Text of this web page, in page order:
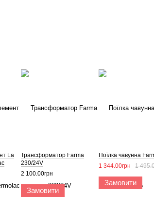
La
Трансформатор Farma
230/24V
2 100.00грн
Замовити
Поїлка чавунна
1 344.00грн
1
Замовити